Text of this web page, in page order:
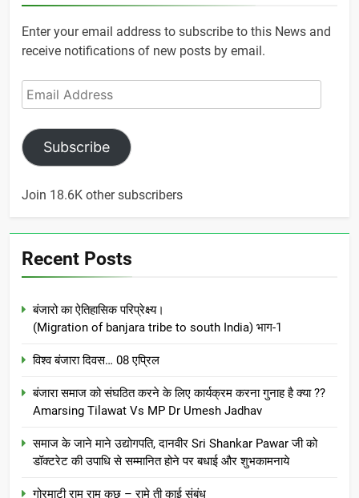
Enter your email address to subscribe to this News and
receive notifications of new posts by email.
Email
Address
Subscribe
Join 18.6K other subscribers
Recent Posts
बंजारो का ऐतिहासिक परिप्रेक्ष्य।
(Migration of banjara tribe to south India) भाग-1
विश्व बंजारा दिवस… 08 एप्रिल
बंजारा समाज को संघठित करने के लिए कार्यक्रम करना गुनाह है क्या ??
Amarsing Tilawat Vs MP Dr Umesh Jadhav
समाज के जाने माने उद्योगपति, दानवीर Sri Shankar Pawar जी को
डॉक्टरेट की उपाधि से सम्मानित होने पर बधाई और शुभकामनाये
गोरमाटी राम राम कछ – रामे ती काई संबंध